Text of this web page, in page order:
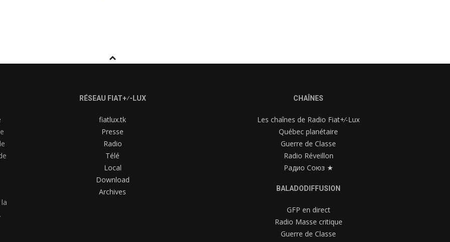
RÉSEAU FIAT+⁄-LUX
fiatlux.tk
Presse
Radio
Télé
Local
Download
Archives
CHAÎNES
Les chaînes de Radio Fiat+⁄-Lux
Québec planétaire
Guerre de Classe
Radio Réveillon
Радио Союз ★
BALADODIFFUSION
GFP en direct
Radio Masse critique
Guerre de Classe